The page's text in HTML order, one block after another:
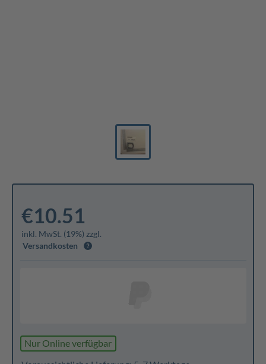
€10.51
inkl. MwSt. (19%) zzgl.
Versandkosten
Nur Online verfügbar